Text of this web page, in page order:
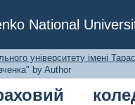
National
коледж
Author
університету імені
by Author